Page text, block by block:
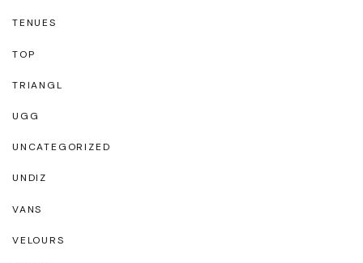
TENUES
TOP
TRIANGL
UGG
UNCATEGORIZED
UNDIZ
VANS
VELOURS